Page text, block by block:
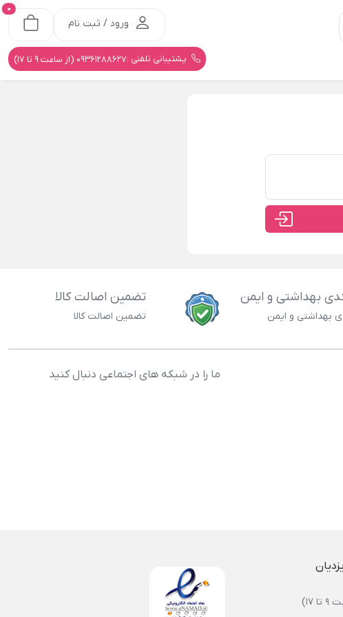
ورود / ثبت نام
0
پشتیبانی تلفنی :09361288627 (از ساعت 9 تا 17)
بهداشتی و ایمن
بهداشتی و ایمن
تضمین اصالت کالا
تضمین اصالت کالا
ما را در شبکه های اجتماعی دنبال کنید